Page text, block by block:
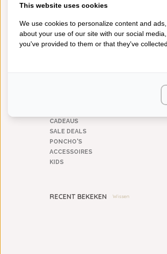
Giza Egypt. katoen (LS)
CATEGORIEËN
CADEAUS
SALE DEALS
PONCHO'S
ACCESSOIRES
KIDS
RECENT BEKEKEN Wissen
This website uses cookies
We use cookies to personalize content and
about your use of our site with our social
you've provided to them or that they've